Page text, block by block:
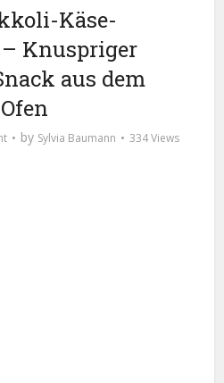
Käse-
Knuspriger
aus dem
Ofen
by Sylvia Baumann 334 Views